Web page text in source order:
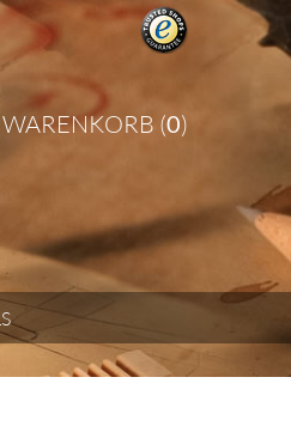
WARENKORB (0)